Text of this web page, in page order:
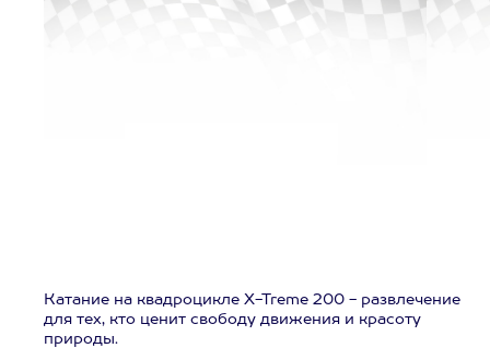
Катание на квадроцикле X-Treme 200 - развлечение
для тех, кто ценит свободу движения и красоту
природы.